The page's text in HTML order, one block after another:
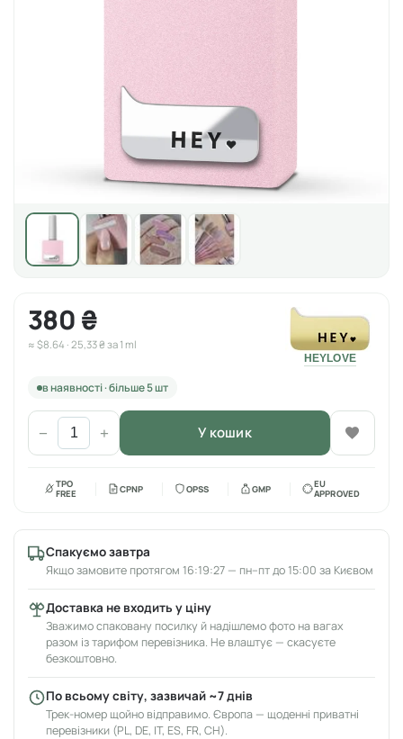
380 ₴
≈ $8.64 · 25,33 ₴ за 1 ml
HEYLOVE
в наявності · більше 5 шт
− + У кошик
TPO
FREE
CPNP OPSS GMP
EU
APPROVED
Спакуємо завтра
Якщо замовите протягом 16:19:27 — пн–пт до 15:00 за Києвом
Доставка не входить у ціну
Зважимо спаковану посилку й надішлемо фото на вагах
разом із тарифом перевізника. Не влаштує — скасуєте
безкоштовно.
По всьому світу, зазвичай ~7 днів
Трек-номер щойно відправимо. Європа — щоденні приватні
перевізники (PL, DE, IT, ES, FR, CH).